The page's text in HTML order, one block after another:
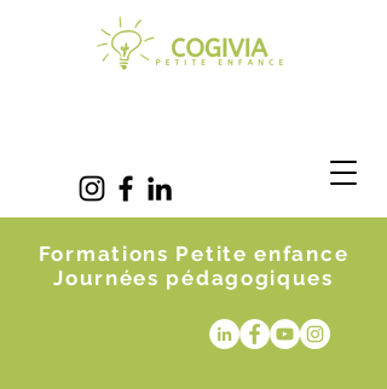
Formations Petite enfance
Journées pédagogiques